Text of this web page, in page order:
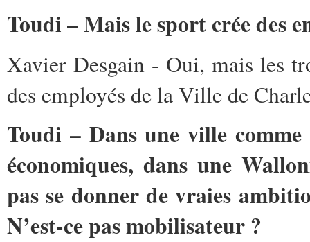
Toudi – Mais le sport crée des
Xavier Desgain - Oui, mais les
des employés de la Ville de
Toudi – Dans une ville
économiques, dans une
pas se donner de vraies
N’est-ce pas mobilisateur ?